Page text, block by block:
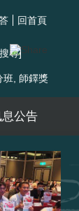
回首頁
尋
班 師鐸獎
公告